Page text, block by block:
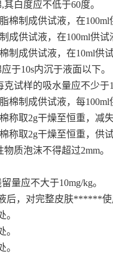
,其白度应不低于60度。
棉制成供试液，在
成供试液，在100ml供
制成供试液，在10ml供
于10s内沉于液面以下。
试样的吸水量应不少于
棉制成供试液，每
称取2g干燥至恒重，减
称取2g干燥至恒重，供
质泡沫不得超过2mm。
量应不大于10mg/kg。
后，对完整皮肤******使
。
。
。